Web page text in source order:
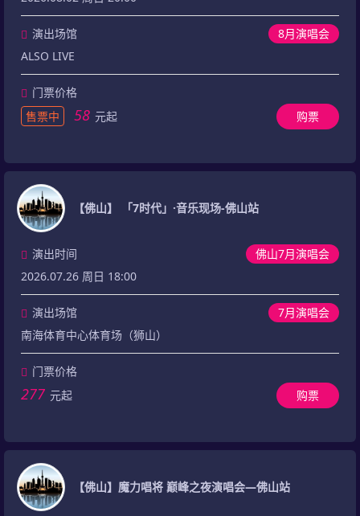
8月演唱会
演出场馆
ALSO LIVE
门票价格
售票中
58 元起 购票
【佛山】 「7时代」·音乐现场-佛山站
佛山7月演唱会
演出时间
2026.07.26 周日 18:00
7月演唱会
演出场馆
南海体育中心体育场（狮山）
门票价格
277 元起 购票
【佛山】魔力唱将 巅峰之夜演唱会—佛山站